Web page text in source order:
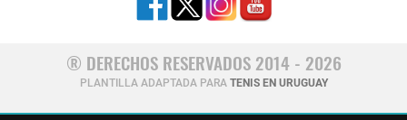
® DERECHOS RESERVADOS 2014 - 2026
PLANTILLA ADAPTADA PARA TENIS EN URUGUAY